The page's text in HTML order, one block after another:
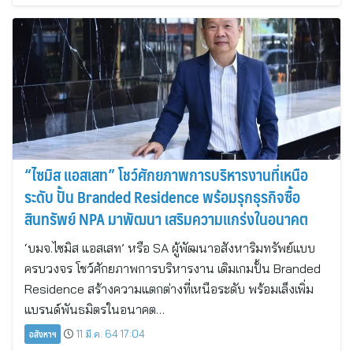
“ไซมิส แอสเสท” โชว์ศักยภาพการบริหารงานที่เหนือ
ระดับ ปั้น Branded Residence พร้อมรุกธุรกิจซื้อ
สินทรัพย์ NPA มาพัฒนา เสริมความแกร่งในอนาคต
‘บมจ.ไซมิส แอสเสท’ หรือ SA ผู้พัฒนาอสังหาริมทรัพย์แบบ
ครบวงจร โชว์ศักยภาพการบริหารงาน เดิมเกมปั้น Branded
Residence สร้างความแตกต่างที่เหนือระดับ พร้อมเล็งเพิ่ม
แบรนด์พันธมิตรในอนาคต…
อสังหาฯ 11 มี.ค. 64 17:04